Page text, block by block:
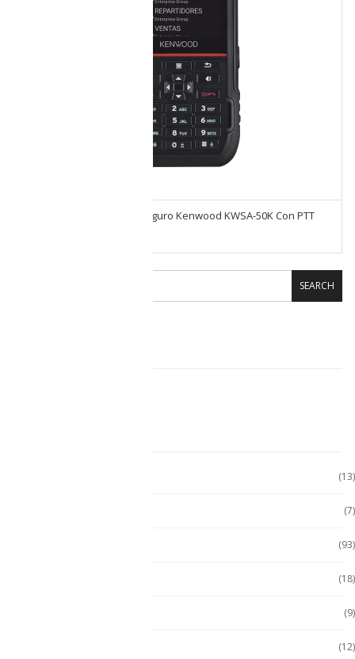
Celular Intrinsícamente Seguro Kenwood KWSA-50K Con PTT
SEARCH
(13)
(7)
(93)
(18)
(9)
(12)